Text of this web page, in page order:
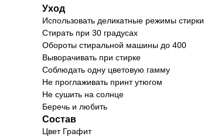
Уход
Использовать деликатные режимы стирки
Стирать при 30 градусах
Обороты стиральной машины до 400
Выворачивать при стирке
Соблюдать одну цветовую гамму
Не проглаживать принт утюгом
Не сушить на солнце
Беречь и любить
Состав
Цвет Графит